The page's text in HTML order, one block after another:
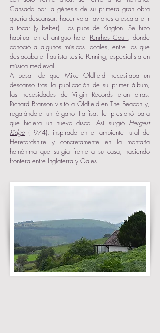
Cansado por la génesis de su primera gran obra
quería descansar, hacer volar aviones a escala e ir
a tocar (y beber) los pubs de Kington. Se hizo
habitual en el antiguo hotel Penrhos Court, donde
conoció a algunos músicos locales, entre los que
destacaba el flautista Leslie Penning, especialista en
música medieval.
A pesar de que Mike Oldfield necesitaba un
descanso tras la publicación de su primer álbum,
las necesidades de Virgin Records eran otras.
Richard Branson visitó a Oldfield en The Beacon y,
regalándole un órgano Farfisa, le presionó para
que hiciera un nuevo disco. Así surgió Hergest
Ridge (1974), inspirado en el ambiente rural de
Herefordshire y concretamente en la montaña
homónima que surgía frente a su casa, haciendo
frontera entre Inglaterra y Gales.